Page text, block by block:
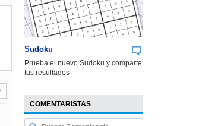
Sudoku
Prueba el nuevo Sudoku y comparte
tus resultados
COMENTARISTAS